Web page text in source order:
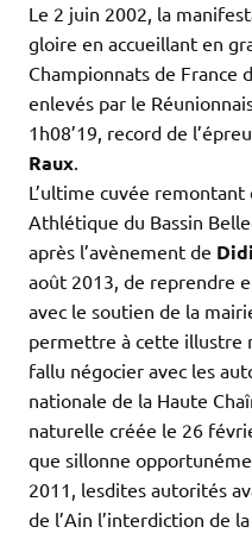
Le 2 juin 2002, la
gloire en accueillant en
Championnats de France
enlevés par le
1h08’19, record de
Raux.
L’ultime cuvée remontant
Athlétique du Bassin
après l’avènement de
août 2013, de reprendre
avec le soutien de la
permettre à cette illustre
fallu négocier avec les
nationale de la Haute
naturelle créée le 26
que sillonne
2011, lesdites autorités
de l’Ain l’interdiction de